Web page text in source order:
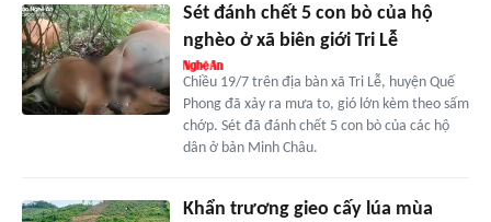
Sét đánh chết 5 con bò của hộ
nghèo ở xã biên giới Tri Lễ
Chiều 19/7 trên địa bàn xã Tri Lễ, huyện Quế
Phong đã xảy ra mưa to, gió lớn kèm theo sấm
chớp. Sét đã đánh chết 5 con bò của các hộ
dân ở bản Minh Châu.
Khẩn trương gieo cấy lúa mùa